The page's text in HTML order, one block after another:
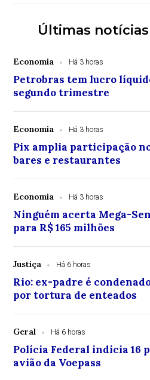
Últimas notícias
Economia Há 3 horas
Petrobras tem lucro
segundo trimestre
Economia Há 3 horas
Pix amplia participação
bares e restaurantes
Economia Há 3 horas
Ninguém acerta Mega-
para R$ 165 milhões
Justiça Há 6 horas
Rio: ex-padre é
por tortura de enteados
Geral Há 6 horas
Polícia Federal indicia 16
avião da Voepass